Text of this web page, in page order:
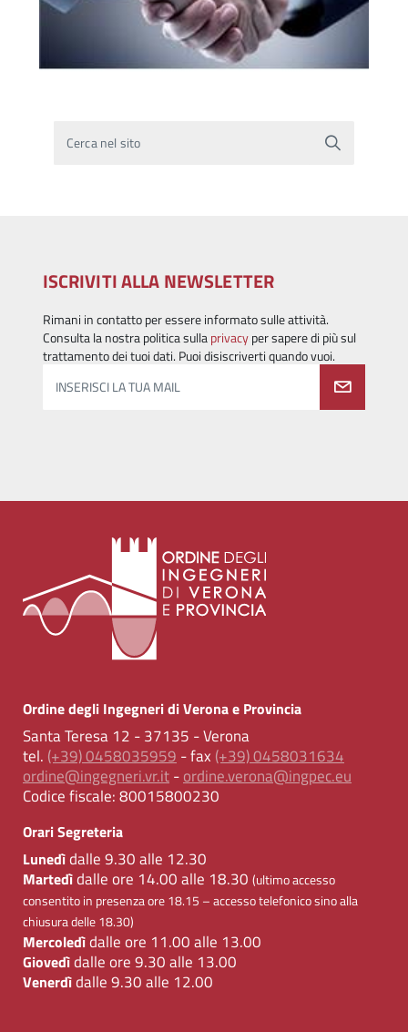
Cerca nel sito
ISCRIVITI ALLA NEWSLETTER
Rimani in contatto per essere informato sulle attività.
Consulta la nostra politica sullaprivacyper sapere di più sul
trattamento dei tuoi dati. Puoi disiscriverti quando vuoi.
INSERISCI LA TUA MAIL
Ordine degli Ingegneri di Verona e Provincia
Santa Teresa 12 - 37135 - Verona
tel. (+39) 0458035959 - fax (+39) 0458031634
ordine@ingegneri.vr.it-ordine.verona@ingpec.eu
Codice fiscale:80015800230
Orari Segreteria
Lunedìdalle 9.30 alle 12.30
Martedìdalle ore 14.00 alle 18.30 (ultimo accesso
consentito in presenza ore 18.15 – accesso telefonico sino alla
chiusura delle 18.30)
Mercoledìdalle ore 11.00 alle 13.00
Giovedìdalle ore 9.30 alle 13.00
Venerdìdalle 9.30 alle 12.00